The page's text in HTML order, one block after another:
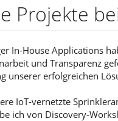
Projekte
In-House Applications
und Transparenz
unserer erfolgreichen
IoT-vernetzte
ich von Discovery-